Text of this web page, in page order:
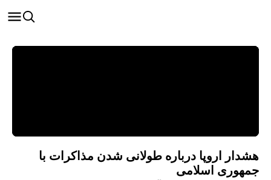
هشدار اروپا درباره طولانی شدن مذاکرات با
جمهوری اسلامی